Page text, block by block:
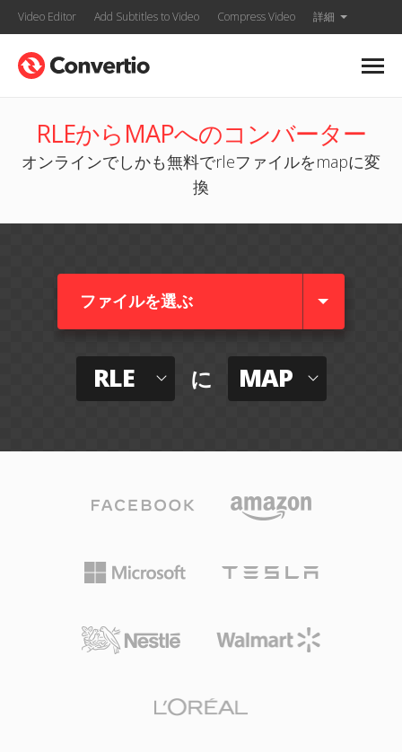
Video Editor Add Subtitles to Video Compress Video 詳細
RLEからMAPへのコンバーター
オンラインでしかも無料でrleファイルをmapに変
換
ファイルを選ぶ
RLE に MAP